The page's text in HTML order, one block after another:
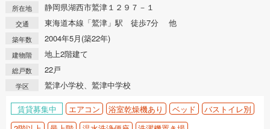
所在地 静岡県湖西市鷲津１２９７－１
交通 東海道本線「鷲津」駅 徒歩7分 他
築年数 2004年5月(築22年)
建物階 地上2階建て
総戸数 22戸
学区 鷲津小学校、鷲津中学校
賃貸募集中 エアコン 浴室乾燥機あり ベッド
バストイレ別